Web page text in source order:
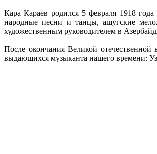
Кара Караев родился 5 февраля 1918
народные песни и танцы, ашугские
художественным руководителем в
После окончания Великой
выдающихся музыканта нашего времени: